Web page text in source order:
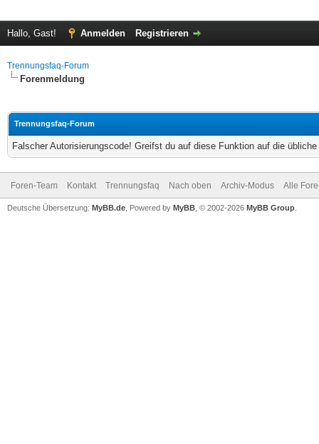
Hallo, Gast! Anmelden Registrieren
Trennungsfaq-Forum
Forenmeldung
Trennungsfaq-Forum
Falscher Autorisierungscode! Greifst du auf diese Funktion auf die
Foren-Team Kontakt Trennungsfaq Nach oben Archiv-Modus Alle
Deutsche Übersetzung: MyBB.de , Powered by MyBB , © 2002-2026 MyBB Group